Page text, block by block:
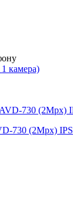
камера)
730 (2Mpx) IPS